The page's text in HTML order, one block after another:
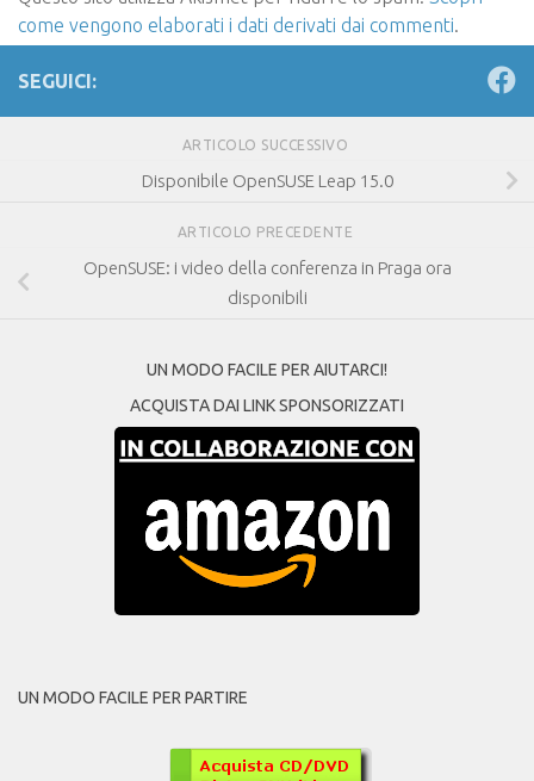
come vengono elaborati i dati derivati dai commenti.
SEGUICI:
ARTICOLO SUCCESSIVO
Disponibile OpenSUSE Leap 15.0
ARTICOLO PRECEDENTE
OpenSUSE: i video della conferenza in Praga ora
disponibili
UN MODO FACILE PER AIUTARCI!
ACQUISTA DAI LINK SPONSORIZZATI
UN MODO FACILE PER PARTIRE